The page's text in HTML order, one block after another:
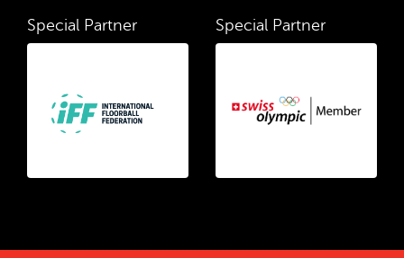
Special Partner Special Partner